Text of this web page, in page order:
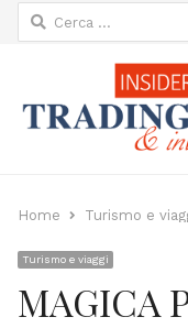
Ricerca
per:
Home Turismo e
Turismo e viaggi
MAGICA